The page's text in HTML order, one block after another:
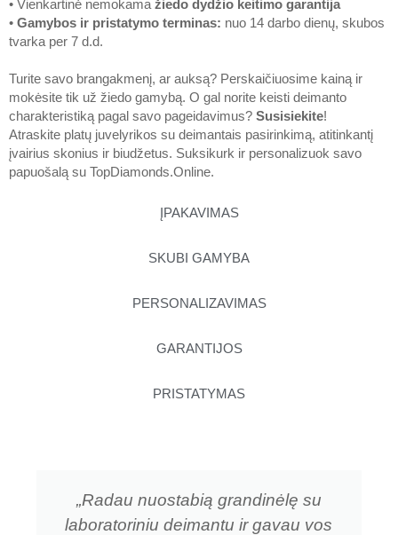
ĮPAKAVIMAS
SKUBI GAMYBA
PERSONALIZAVIMAS
GARANTIJOS
PRISTATYMAS
• Vienkartinė nemokama žiedo dydžio keitimo garantija
• Gamybos ir pristatymo terminas: nuo 14 darbo dienų, skubos
tvarka per 7 d.d.
Turite savo brangakmenį, ar auksą? Perskaičiuosime kainą ir
mokėsite tik už žiedo gamybą. O gal norite keisti deimanto
charakteristiką pagal savo pageidavimus? Susisiekite!
Atraskite platų juvelyrikos su deimantais pasirinkimą, atitinkantį
įvairius skonius ir biudžetus. Suksikurk ir personalizuok savo
papuošalą su TopDiamonds.Online.
„Radau nuostabią grandinėlę su
laboratoriniu deimantu ir gavau vos